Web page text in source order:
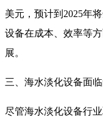
美元，预计到2025年
设备在成本、效率等
展。
三、海水淡化设备面
尽管海水淡化设备行